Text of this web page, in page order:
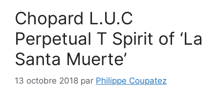
Chopard L.U.C
Perpetual T Spirit of ‘La
Santa Muerte’
13 octobre 2018 par Philippe Coupatez